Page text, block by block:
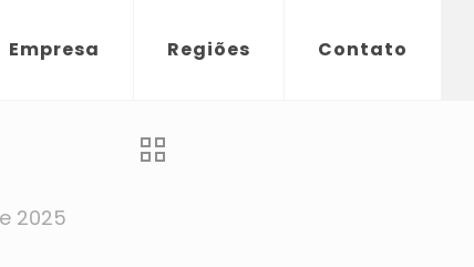
Empresa Regiões Contato
2025